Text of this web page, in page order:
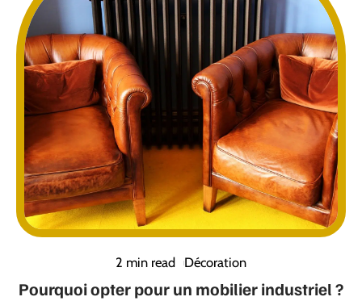
2 min read Décoration
Pourquoi opter pour un mobilier industriel ?